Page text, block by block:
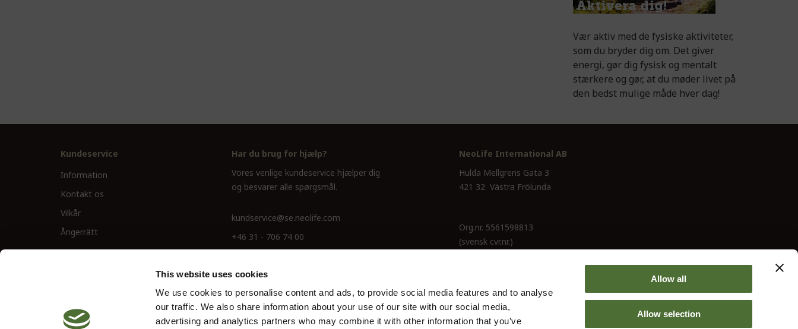
This website uses cookies
We use cookies to personalise content and ads, to provide social media features and to analyse
our traffic. We also share information about your use of our site with our social media,
advertising and analytics partners who may combine it with other information that you’ve
Allow all
Allow selection
Vær aktiv med de fysiske aktiviteter,
som du bryder dig om. Det giver
energi, gør dig fysisk og mentalt
stærkere og gør, at du møder livet på
den bedst mulige måde hver dag!
Kundeservice
Information
Kontakt os
Vilkår
Ångerrätt
Har du brug for hjælp?
Vores venlige kundeservice hjælper dig
og besvarer alle spørgsmål.
kundservice@se.neolife.com
+46 31 - 706 74 00
NeoLife International AB
Hulda Mellgrens Gata 3
421 32 Västra Frölunda
Org.nr. 5561598813
(svensk cvr.nr.)